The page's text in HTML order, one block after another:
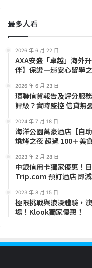
最多人看
2026 年 6 月 22 日
AXA安盛「卓越」海外
伴】保證一趟安心留學之
2026 年 6 月 23 日
環聯信貸報告及評分服
評級？實時監控 信貸無
2024 年 7 月 18 日
海洋公園萬豪酒店【自
燒烤之夜 超過 100＋美
2023 年 2 月 28 日
中銀信用卡獨家優惠！
Trip.com 預訂酒店 即
2023 年 8 月 15 日
極限挑戰與浪漫體驗，
場！Klook獨家優惠！